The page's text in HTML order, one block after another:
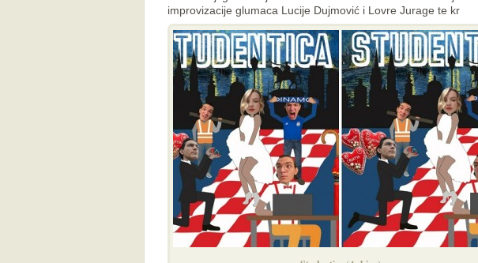
improvizacije glumaca Lucije Dujmović i Lovre Jurage te kr